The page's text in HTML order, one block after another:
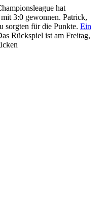
hat
3:0 gewonnen. Patrick,
sorgten für die Punkte. Ein
Rückspiel ist am Freitag,